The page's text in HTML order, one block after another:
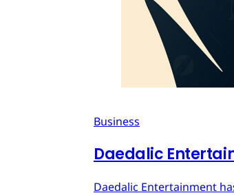
Business
Daedalic
Daedalic Entertainment